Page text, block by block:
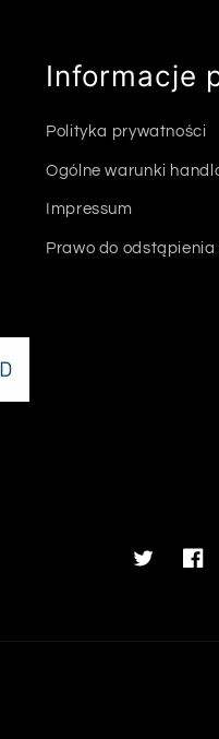
Informacje
Polityka prywatności
Ogólne warunki
Impressum
Prawo do odstąpienia
Twitter